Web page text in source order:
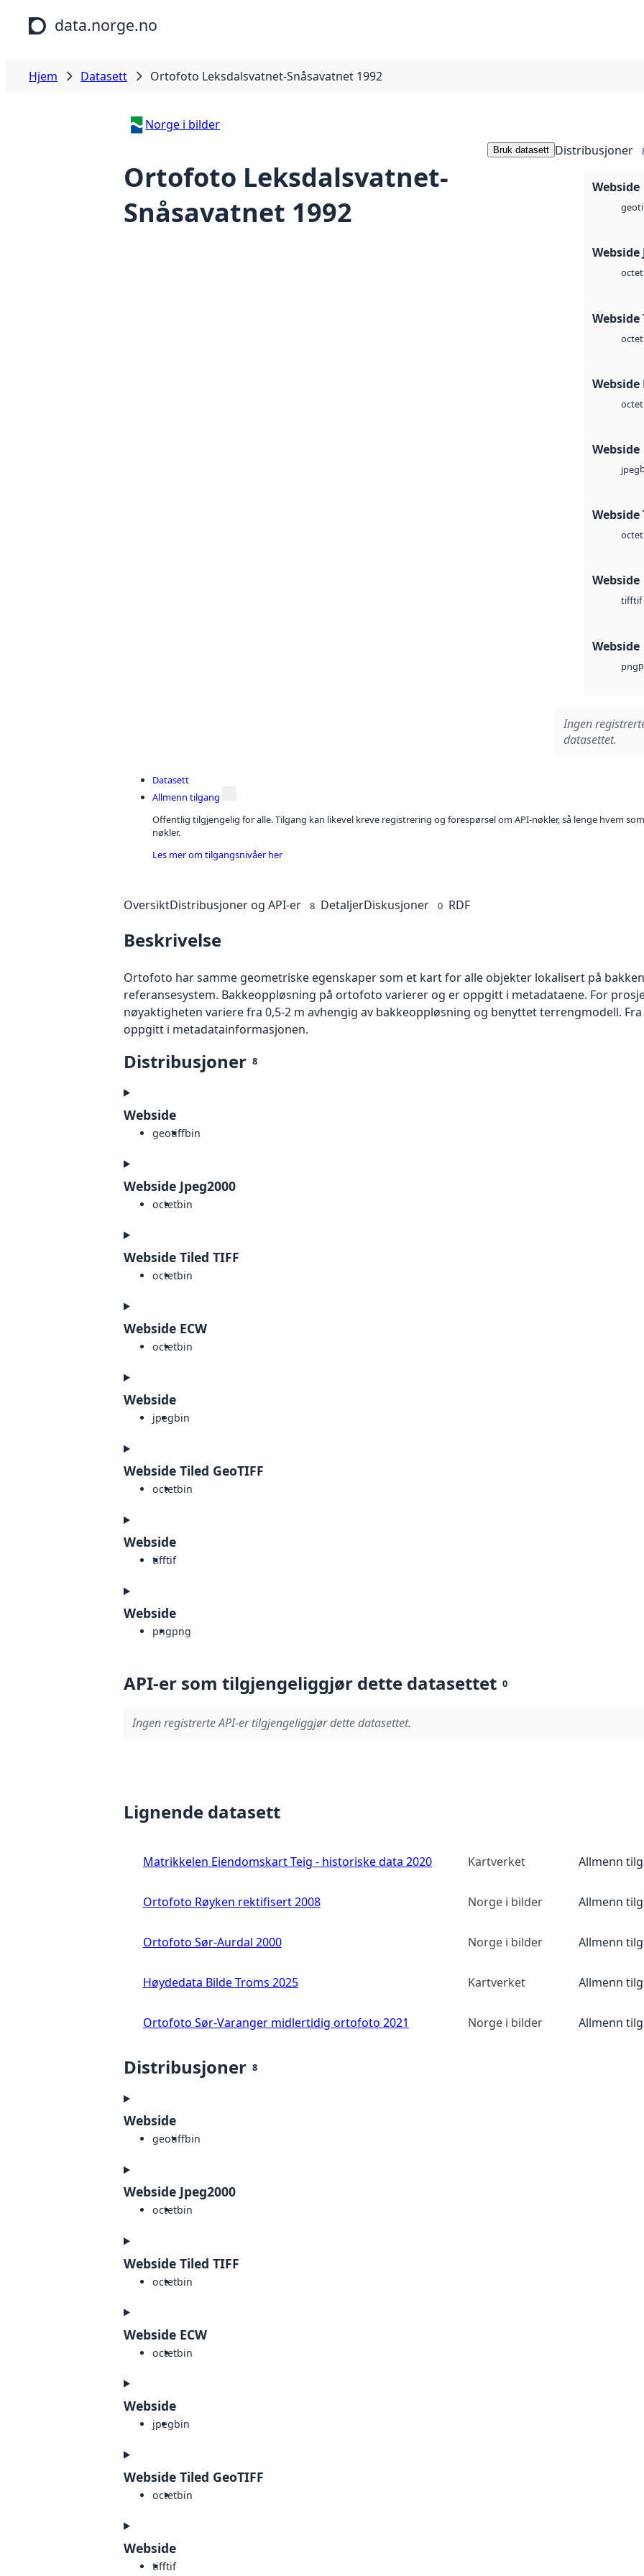
Hopp til hovedinnhold
data.norge.no
Hjem Datasett Ortofoto Leksdalsvatnet-Snåsavatnet 1992
Norge i bilder
Ortofoto Leksdalsvatnet-
Snåsavatnet 1992
Bruk datasett Distribusjoner
Webside
Webside
octet
Webside
octet
Webside
octet
Webside
jpeg
Webside
octet
Webside
tifftif
Webside
png
Ingen
datasettet.
Datasett
Allmenn tilgang
Offentlig tilgjengelig for alle. Tilgang kan likevel kreve registrering og forespørsel om API-nøkler, så lenge hvem
nøkler.
Les mer om tilgangsnivåer her
OversiktDistribusjoner og API-er 8 DetaljerDiskusjoner 0 RDF
Beskrivelse
Ortofoto har samme geometriske egenskaper som et kart for alle objekter lokalisert på
referansesystem. Bakkeoppløsning på ortofoto varierer og er oppgitt i metadataene. For
nøyaktigheten variere fra 0,5-2 m avhengig av bakkeoppløsning og benyttet terrengmodell.
oppgitt i metadatainformasjonen.
Distribusjoner 8
Webside
geotiffbin
Webside Jpeg2000
octetbin
Webside Tiled TIFF
octetbin
Webside ECW
octetbin
Webside
jpegbin
Webside Tiled GeoTIFF
octetbin
Webside
tifftif
Webside
pngpng
API-er som tilgjengeliggjør dette datasettet 0
Ingen registrerte API-er tilgjengeliggjør dette datasettet.
Lignende datasett
Matrikkelen Eiendomskart Teig - historiske data 2020 Kartverket Allmenn
Ortofoto Røyken rektifisert 2008 Norge i bilder Allmenn
Ortofoto Sør-Aurdal 2000 Norge i bilder Allmenn
Høydedata Bilde Troms 2025 Kartverket Allmenn
Ortofoto Sør-Varanger midlertidig ortofoto 2021 Norge i bilder Allmenn
Distribusjoner 8
Webside
geotiffbin
Webside Jpeg2000
octetbin
Webside Tiled TIFF
octetbin
Webside ECW
octetbin
Webside
jpegbin
Webside Tiled GeoTIFF
octetbin
Webside
tifftif